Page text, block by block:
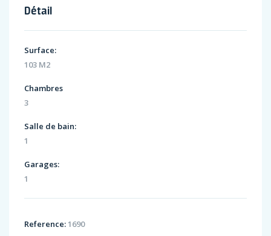
Détail
Surface:
103 M2
Chambres
3
Salle de bain:
1
Garages:
1
Reference: 1690